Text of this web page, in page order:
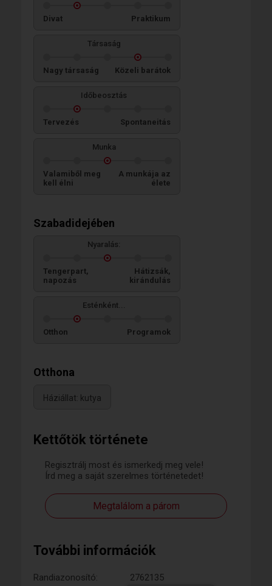
Kettőtök története
Regisztrálj most és ismerkedj meg vele!
Írd meg a saját szerelmes történetedet!
Megtalálom a párom
További információk
Randiazonosító:
2762135
Divat Praktikum
Társaság
Nagy társaság Közeli barátok
Időbeosztás
Tervezés Spontaneitás
Munka
Valamiből meg
kell élni
A munkája az
élete
Szabadidejében
Nyaralás:
Tengerpart,
napozás
Hátizsák,
kirándulás
Esténként...
Otthon Programok
Otthona
Háziállat: kutya